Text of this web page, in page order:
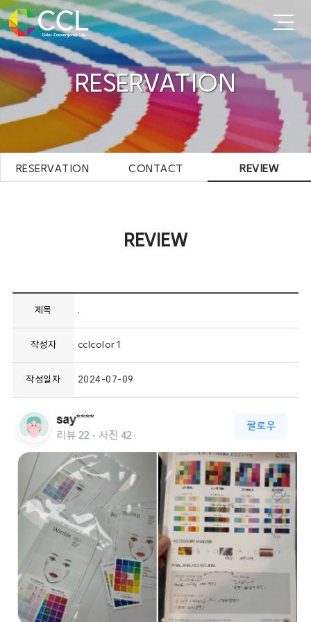
RESERVATION
RESERVATION CONTACT REVIEW
REVIEW
제목 .
작성자 cclcolor1
작성일자 2024-07-09